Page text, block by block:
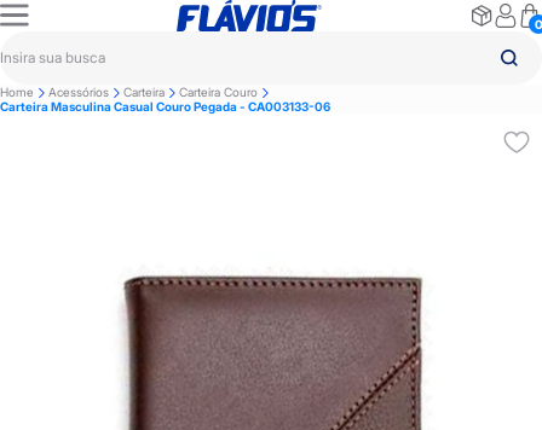
0
Home Acessórios Carteira
Carteira Couro
Carteira Masculina Casual Couro Pegada - CA003133-06